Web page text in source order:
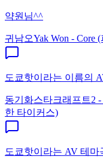
약원님^^
귀남오Yak Won - Core
도쿄핫이라는 이름의
동기화스타크래프트2
한 타이커스)
도쿄핫이라는 AV 테마